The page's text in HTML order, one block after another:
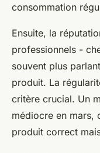
consommation
Ensuite, la
professionnels -
souvent plus
produit. La
critère crucial. Un
médiocre en mars,
produit correct